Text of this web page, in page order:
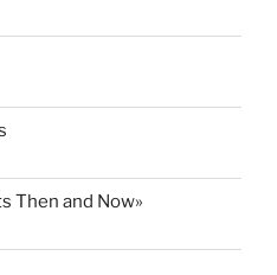
Then and Now»